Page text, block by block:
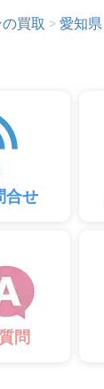
買取 > 愛知県
合せ
問